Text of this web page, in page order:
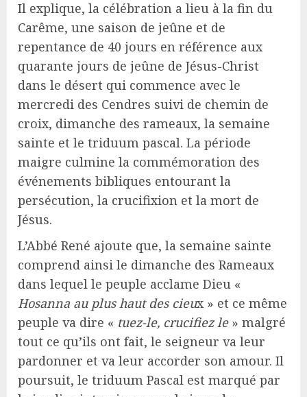
Il explique, la célébration a lieu à la fin du
Carême, une saison de jeûne et de
repentance de 40 jours en référence aux
quarante jours de jeûne de Jésus-Christ
dans le désert qui commence avec le
mercredi des Cendres suivi de chemin de
croix, dimanche des rameaux, la semaine
sainte et le triduum pascal. La période
maigre culmine la commémoration des
événements bibliques entourant la
persécution, la crucifixion et la mort de
Jésus.
L’Abbé René ajoute que, la semaine sainte
comprend ainsi le dimanche des Rameaux
dans lequel le peuple acclame Dieu «
Hosanna au plus haut des cieux » et ce même
peuple va dire « tuez-le, crucifiez le » malgré
tout ce qu’ils ont fait, le seigneur va leur
pardonner et va leur accorder son amour. Il
poursuit, le triduum Pascal est marqué par